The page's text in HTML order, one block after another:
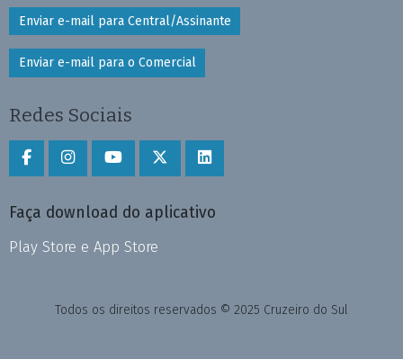
Enviar e-mail para Central/Assinante
Enviar e-mail para o Comercial
Redes Sociais
Faça download do aplicativo
Play Store e App Store
Todos os direitos reservados © 2025 Cruzeiro do Sul